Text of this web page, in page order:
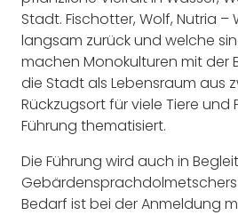
Stadt. Fischotter, Wolf, Nutria –
langsam zurück und welche
machen Monokulturen mit der
die Stadt als Lebensraum aus
Rückzugsort für viele Tiere und
Führung thematisiert.
Die Führung wird auch in
Bedarf ist bei der Anmeldung